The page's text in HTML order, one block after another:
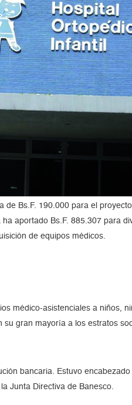
Bs.F. 190.000 para el
aportado Bs.F. 885.307 para
de equipos médicos.
médico-asistenciales a niños,
gran mayoría a los estratos
bancaria. Estuvo encabezado
Junta Directiva de Banesco.